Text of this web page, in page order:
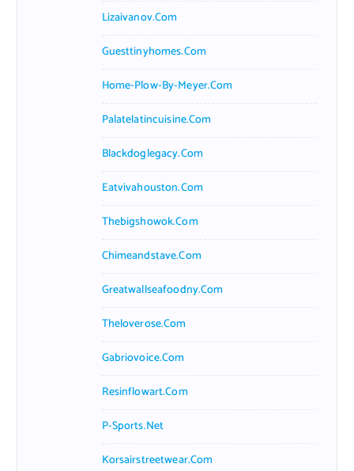
Lizaivanov.com
Guesttinyhomes.com
Home-Plow-By-Meyer.com
Palatelatincuisine.com
Blackdoglegacy.com
Eatvivahouston.com
Thebigshowok.com
Chimeandstave.com
Greatwallseafoodny.com
Theloverose.com
Gabriovoice.com
Resinflowart.com
P-Sports.net
Korsairstreetwear.com